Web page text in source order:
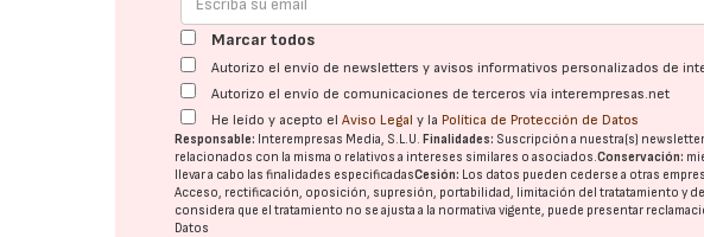
Marcar todos
Autorizo el envío de newsletters y avisos informativos personalizados de
Autorizo el envío de comunicaciones de terceros vía interempresas.net
He leído y acepto elAviso Legal y la Política de Protección de Datos
Responsable: Interempresas Media, S.L.U.Finalidades: Suscripción a nuestra(s)
relacionados con la misma o relativos a intereses similares o asociados.Conservación:
llevar a cabo las finalidades especificadasCesión: Los datos pueden cederse a otras
Acceso, rectificación, oposición, supresión, portabilidad, limitación del tratatamiento y
considera que el tratamiento no se ajusta a la normativa vigente, puede presentar
Datos